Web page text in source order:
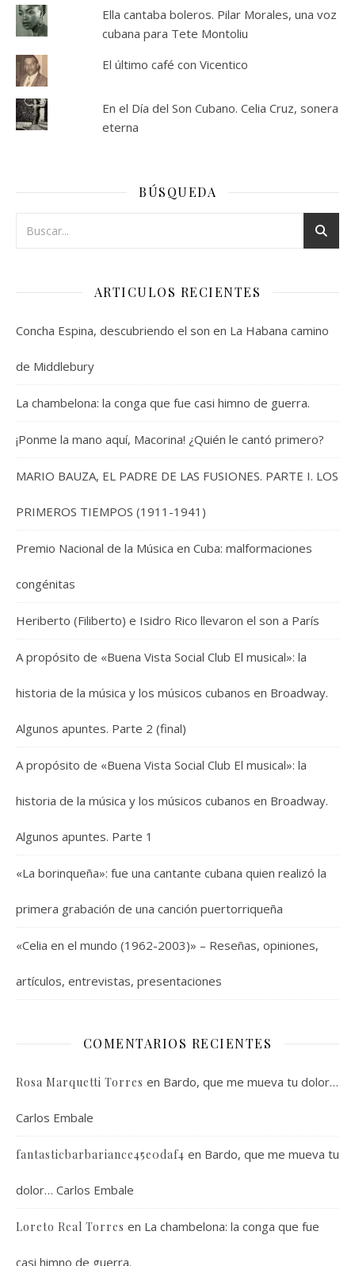
Ella cantaba boleros. Pilar Morales, una voz
cubana para Tete Montoliu
El último café con Vicentico
En el Día del Son Cubano. Celia Cruz, sonera
eterna
BÚSQUEDA
ARTICULOS RECIENTES
Concha Espina, descubriendo el son en La Habana camino
de Middlebury
La chambelona: la conga que fue casi himno de guerra.
¡Ponme la mano aquí, Macorina! ¿Quién le cantó primero?
MARIO BAUZA, EL PADRE DE LAS FUSIONES. PARTE I. LOS
PRIMEROS TIEMPOS (1911-1941)
Premio Nacional de la Música en Cuba: malformaciones
congénitas
Heriberto (Filiberto) e Isidro Rico llevaron el son a París
A propósito de «Buena Vista Social Club El musical»: la
historia de la música y los músicos cubanos en Broadway.
Algunos apuntes. Parte 2 (final)
A propósito de «Buena Vista Social Club El musical»: la
historia de la música y los músicos cubanos en Broadway.
Algunos apuntes. Parte 1
«La borinqueña»: fue una cantante cubana quien realizó la
primera grabación de una canción puertorriqueña
«Celia en el mundo (1962-2003)» – Reseñas, opiniones,
artículos, entrevistas, presentaciones
COMENTARIOS RECIENTES
Rosa Marquetti Torres en Bardo, que me mueva tu dolor…
Carlos Embale
fantasticbarbariance45e0daf4 en Bardo, que me mueva tu
dolor… Carlos Embale
Loreto Real Torres en La chambelona: la conga que fue
casi himno de guerra.